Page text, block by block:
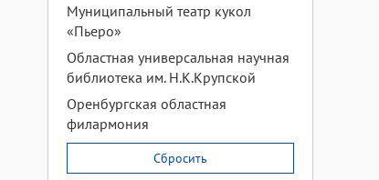
Муниципальный театр кукол
«Пьеро»
Областная универсальная научная
библиотека им. Н.К.Крупской
Оренбургская областная
филармония
Сбросить